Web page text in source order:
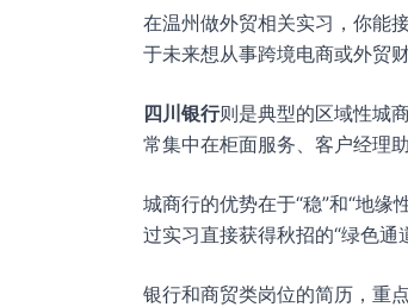
在温州做外贸相关实习，你能
于未来想从事跨境电商或外贸
四川银行则是典型的区域性城
常集中在柜面服务、客户经理
城商行的优势在于“稳”和“地
过实习直接获得秋招的“绿色通
银行和商贸类岗位的简历，重